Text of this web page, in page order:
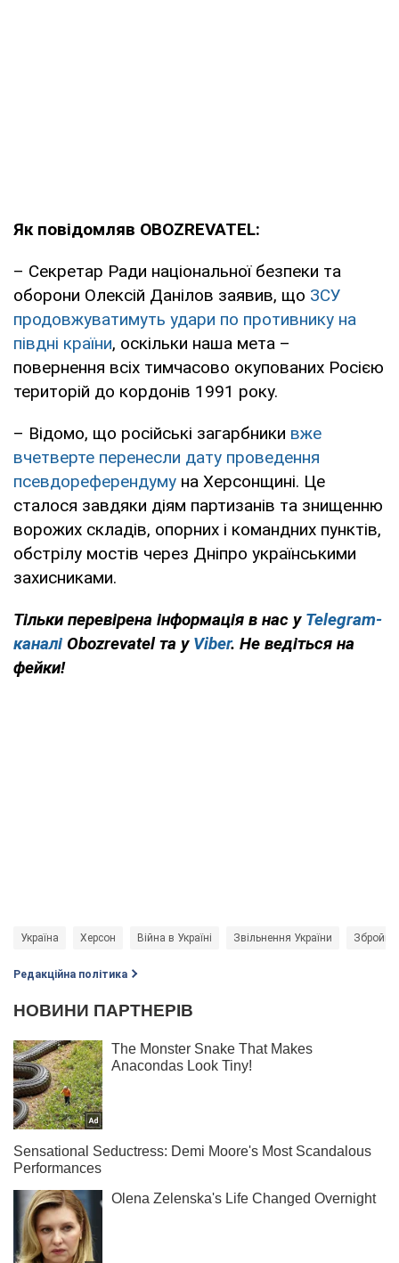
Як повідомляв OBOZREVATEL:
– Секретар Ради національної безпеки та
оборони Олексій Данілов заявив, що ЗСУ
продовжуватимуть удари по противнику на
півдні країни, оскільки наша мета –
повернення всіх тимчасово окупованих Росією
територій до кордонів 1991 року.
– Відомо, що російські загарбники вже
вчетверте перенесли дату проведення
псевдореферендуму на Херсонщині. Це
сталося завдяки діям партизанів та знищенню
ворожих складів, опорних і командних пунктів,
обстрілу мостів через Дніпро українськими
захисниками.
Тільки перевірена інформація в нас у Telegram-
каналі Obozrevatel та у Viber. Не ведіться на
фейки!
Україна Херсон Війна в Україні Звільнення України Збройні
Редакційна політика